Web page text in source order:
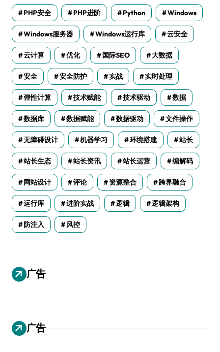
PHP安全 PHP进阶 Python Windows
Windows服务器 Windows运行库 云安全
云计算 优化 国际SEO 大数据
安全 安全防护 实战 实时处理
弹性计算 技术赋能 技术驱动 数据
数据库 数据赋能 数据驱动 文件操作
无障碍设计 机器学习 环境搭建 站长
站长生态 站长资讯 站长运营 编解码
网站设计 评论 资源整合 跨界融合
运行库 进阶实战 逻辑 逻辑架构
防注入 风控
广告
广告